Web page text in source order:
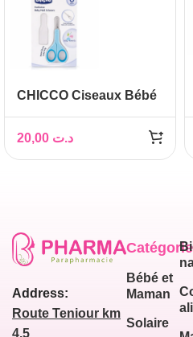
CHICCO Ciseaux Bébé
د.ت
Address:
Route Teniour km
4,5
Bébé et
Maman
Solaire